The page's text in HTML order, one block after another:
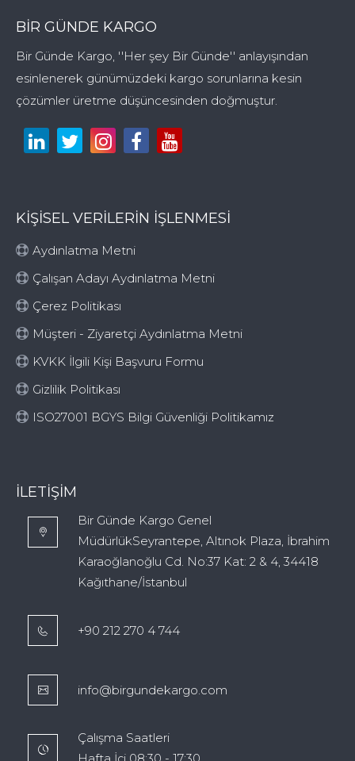
BIR GÜNDE KARGO
Bir Günde Kargo, ''Her şey Bir Günde'' anlayışından
esinlenerek günümüzdeki kargo sorunlarına kesin
çözümler üretme düşüncesinden doğmuştur.
KİŞİSEL VERİLERİN İŞLENMESİ
Aydınlatma Metni
Çalışan Adayı Aydınlatma Metni
Çerez Politikası
Müşteri - Ziyaretçi Aydınlatma Metni
KVKK İlgili Kişi Başvuru Formu
Gizlilik Politikası
ISO27001 BGYS Bilgi Güvenliği Politikamız
İLETIŞIM
Bir Günde Kargo Genel
MüdürlükSeyrantepe, Altınok Plaza, İbrahim
Karaoğlanoğlu Cd. No:37 Kat: 2 & 4, 34418
Kağıthane/İstanbul
+90 212 270 4 744
info@birgundekargo.com
Çalışma Saatleri